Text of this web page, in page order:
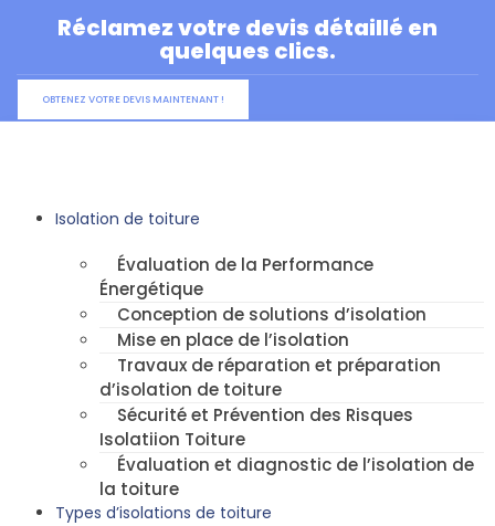
Réclamez votre devis détaillé en
quelques clics.
OBTENEZ VOTRE DEVIS MAINTENANT !
Isolation de toiture
Évaluation de la Performance
Énergétique
Conception de solutions d’isolation
Mise en place de l’isolation
Travaux de réparation et préparation
d’isolation de toiture
Sécurité et Prévention des Risques
Isolatiion Toiture
Évaluation et diagnostic de l’isolation de
la toiture
Types d’isolations de toiture